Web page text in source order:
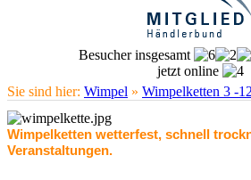
Besucher insgesamt
jetzt online
Sie sind hier: Wimpel » Wimpelketten 3 -
Wimpelketten wetterfest, schnell
Veranstaltungen.